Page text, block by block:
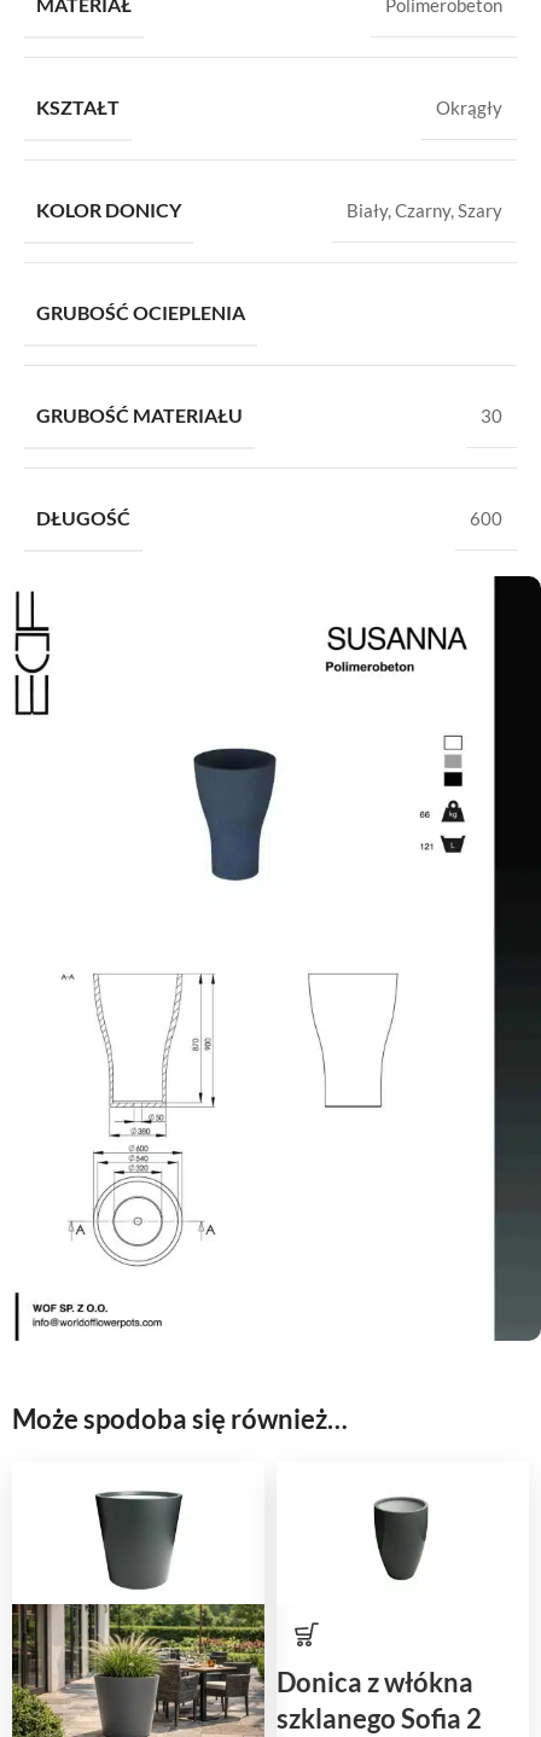
Polimerobeton
KSZTAŁT Okrągły
KOLOR DONICY Biały,Czarny,Szary
GRUBOŚĆ OCIEPLENIA
GRUBOŚĆ MATERIAŁU 30
DŁUGOŚĆ 600
Może spodoba się również…
Donica z włókna
szklanego Sofia 2